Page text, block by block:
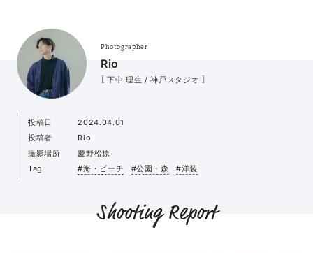
Photographer
Rio
［ 下中 理生 / 神戸スタジオ ］
投稿日
2024.04.01
投稿者
Rio
撮影場所
慶野松原
Tag
#海・ビーチ #公園・森 #洋装
Shooting Report